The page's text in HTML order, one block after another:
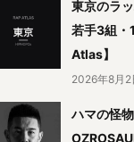
東京のラ
若手3組・
Atlas】
2026年8月2
ハマの怪物